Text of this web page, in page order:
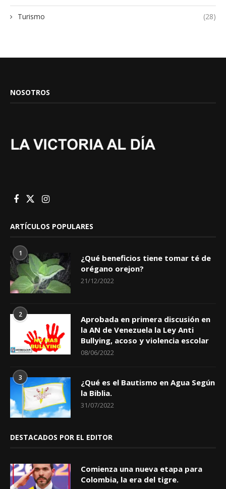
Turismo (28)
NOSOTROS
ARTÍCULOS POPULARES
1
¿Qué beneficios tiene tomar té de
orégano orejon?
21/12/2022
2
Aprobada en primera discusión en
la AN de Venezuela la Ley Anti
Bullying, acoso y violencia escolar
08/06/2022
3
¿Qué es el Bautismo en Agua Según
la Biblia.
31/07/2022
DESTACADOS POR EL EDITOR
Comienza una nueva etapa para
Colombia, la era del tigre.